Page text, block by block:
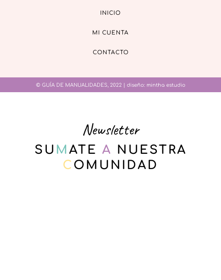
INICIO
MI CUENTA
CONTACTO
© GUÍA DE MANUALIDADES, 2022 | diseño: mintha estudio
Newsletter
SU M ATE A NUESTRA
C OMUNIDAD